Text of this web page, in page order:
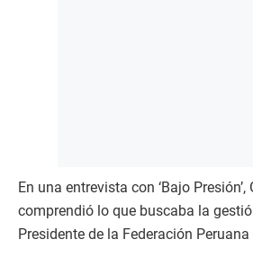
En una entrevista con ‘Bajo
comprendió lo que buscaba la
Presidente de la Federación